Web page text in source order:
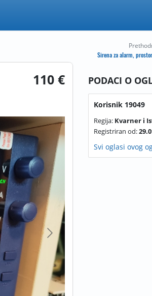
110 €
Sirena za alarm,
PODACI O
Korisnik 19049
Regija: Kvarner i
Registriran od:
Svi oglasi ovog